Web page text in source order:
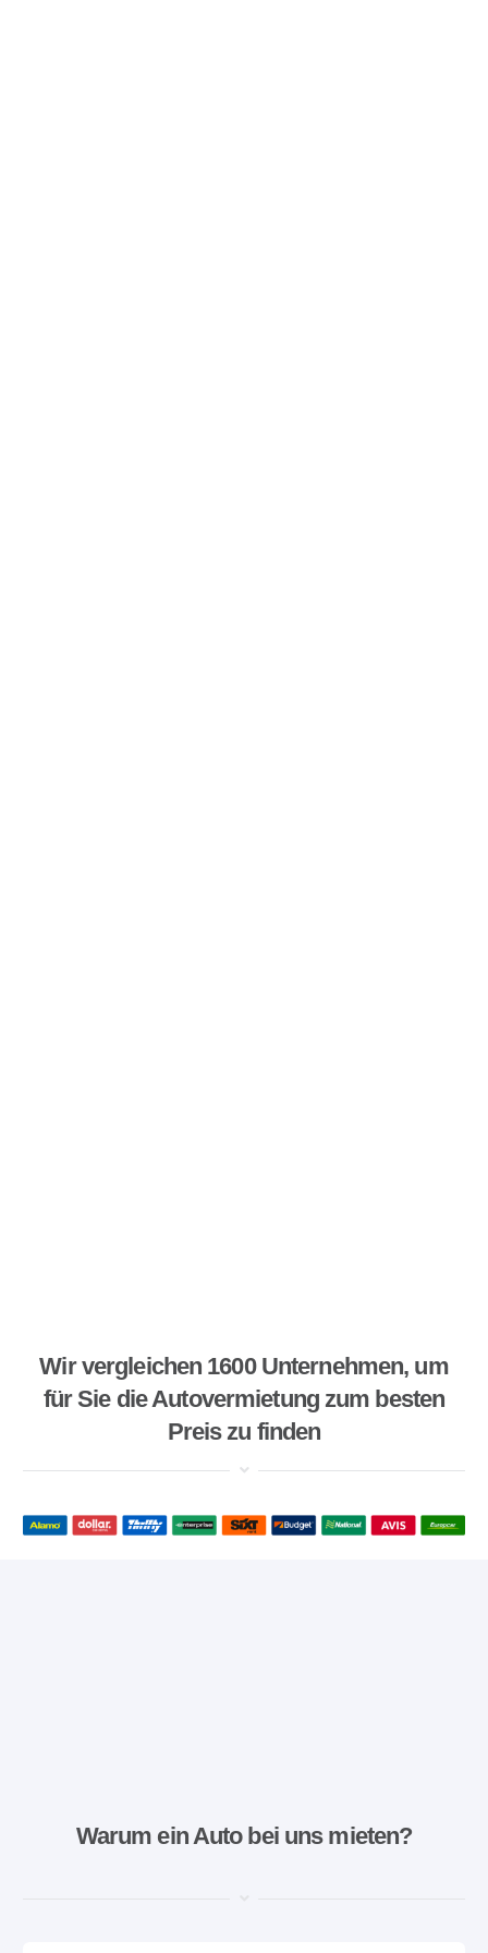
Wir vergleichen 1600 Unternehmen, um
für Sie die Autovermietung zum besten
Preis zu finden
Warum ein Auto bei uns mieten?